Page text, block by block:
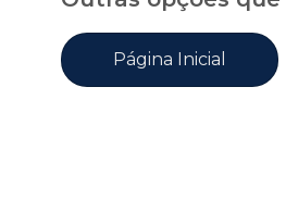
Página Inicial